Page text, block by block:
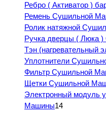
Ребро ( Активатор )
Ремень Сушильной
Ролик натяжной
Ручка дверцы ( Люка
Тэн (нагревательный
Уплотнители
Фильтр Сушильной
Щетки Сушильной
Электронный модуль
Машины14